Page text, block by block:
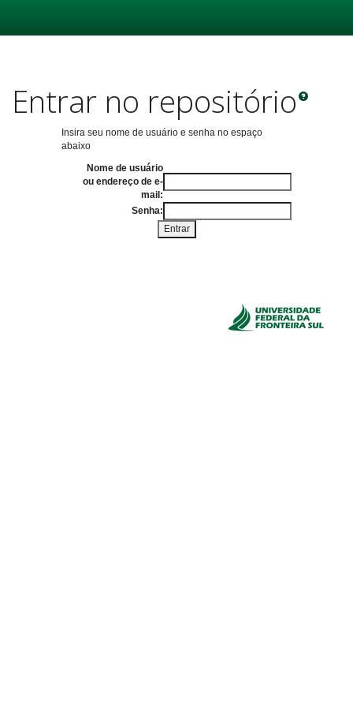
Entrar no repositório
Insira seu nome de usuário e senha no espaço
abaixo
Nome de usuário
ou endereço de e-
mail:
Senha: